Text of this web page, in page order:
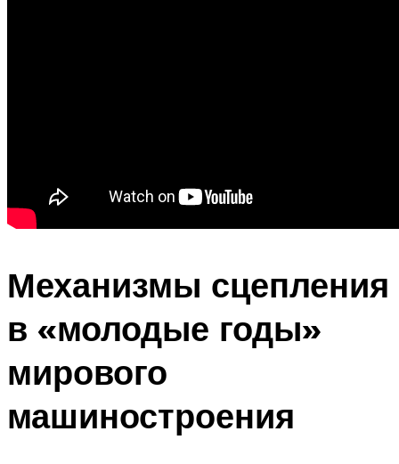
Механизмы сцепления
в «молодые годы»
мирового
машиностроения